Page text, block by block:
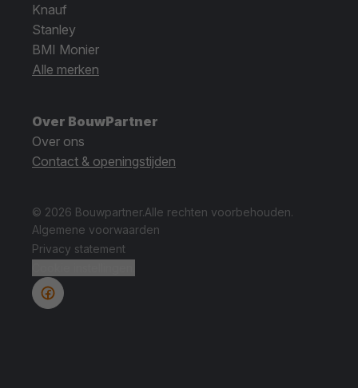
Knauf
Stanley
BMI Monier
Alle merken
Over BouwPartner
Over ons
Contact & openingstijden
© 2026 Bouwpartner.Alle rechten voorbehouden.
Algemene voorwaarden
Privacy statement